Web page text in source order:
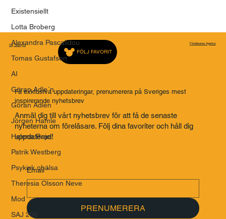
Existensiellt
Lotta Broberg
Alexandra Pascalidou
Tomas Gustafson
AI
Göran Adle´n
Göran Adlén
Jörgen Hamle
Helena Reje
Patrik Westberg
Psykisk ohälsa
Theresia Olsson Neve
Mod
SAJ 200
Saj Talarbyrå Föreläsares Agentur
FÖLJ FAVORIT
Få exklusiva uppdateringar, prenumerera på Sveriges mest
inspirerande nyhetsbrev
Anmäl dig till vårt nyhetsbrev för att få de senaste
nyheterna om föreläsare. Följ dina favoriter och håll dig
uppdaterad!
Email *
PRENUMERERA